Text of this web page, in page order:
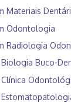
Materiais
Odontologia
Radiologia
Buco-